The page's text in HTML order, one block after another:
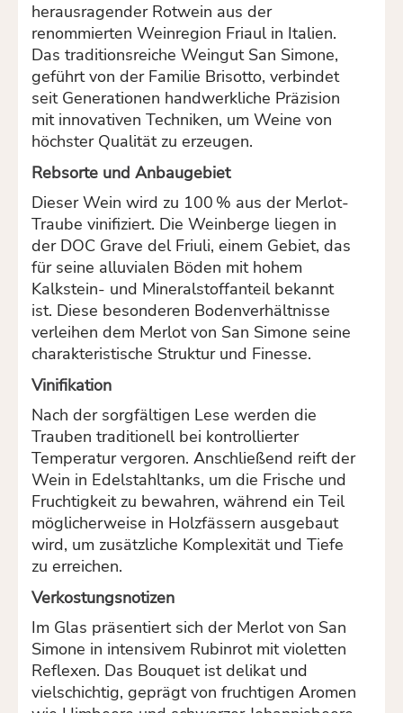
herausragender Rotwein aus der
renommierten Weinregion Friaul in Italien.
Das traditionsreiche Weingut San Simone,
geführt von der Familie Brisotto, verbindet
seit Generationen handwerkliche Präzision
mit innovativen Techniken, um Weine von
höchster Qualität zu erzeugen.
Rebsorte und Anbaugebiet
Dieser Wein wird zu 100 % aus der Merlot-
Traube vinifiziert. Die Weinberge liegen in
der DOC Grave del Friuli, einem Gebiet, das
für seine alluvialen Böden mit hohem
Kalkstein- und Mineralstoffanteil bekannt
ist. Diese besonderen Bodenverhältnisse
verleihen dem Merlot von San Simone seine
charakteristische Struktur und Finesse.
Vinifikation
Nach der sorgfältigen Lese werden die
Trauben traditionell bei kontrollierter
Temperatur vergoren. Anschließend reift der
Wein in Edelstahltanks, um die Frische und
Fruchtigkeit zu bewahren, während ein Teil
möglicherweise in Holzfässern ausgebaut
wird, um zusätzliche Komplexität und Tiefe
zu erreichen.
Verkostungsnotizen
Im Glas präsentiert sich der Merlot von San
Simone in intensivem Rubinrot mit violetten
Reflexen. Das Bouquet ist delikat und
vielschichtig, geprägt von fruchtigen Aromen